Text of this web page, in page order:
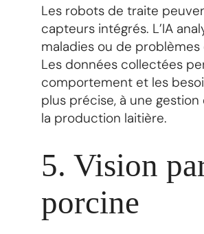
Les robots de traite
capteurs intégrés. L’IA
maladies ou de
Les données collectées
comportement et les
plus précise, à une
la production laitière.
5. Vision
porcine